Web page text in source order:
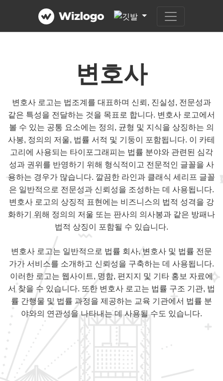
변호사
변호사 로고는 법조계를 대표하며 신뢰, 진실성, 전문성과
같은 특성을 전달하는 것을 목표로 합니다. 변호사 로고에서
볼 수 있는 공통 요소에는 정의, 균형 및 지식을 상징하는 의
사봉, 정의의 저울, 법률 서적 및 기둥이 포함됩니다. 이 카테
고리에 사용되는 타이포그래피는 법률 분야와 관련된 심각
성과 권위를 반영하기 위해 형식적이고 전문적인 글꼴을 사
용하는 경우가 많습니다. 깔끔한 라인과 클래식 세리프 글꼴
은 일반적으로 전문성과 신뢰성을 조성하는 데 사용됩니다.
변호사 로고의 상징적 표현에는 비즈니스의 법적 성격을 강
화하기 위해 정의의 저울 또는 판사의 의사봉과 같은 방패나
법적 상징이 포함될 수 있습니다.
변호사 로고는 일반적으로 법률 회사, 변호사 및 법률 전문
가가 서비스를 소개하고 신뢰성을 구축하는 데 사용됩니다.
이러한 로고는 웹사이트, 명함, 편지지 및 기타 홍보 자료에
서 찾을 수 있습니다. 또한 변호사 로고는 법률 구조 기관, 법
률 간행물 및 법률 과정을 제공하는 교육 기관에서 법률 분
야와의 연관성을 나타내는 데 사용될 수도 있습니다.